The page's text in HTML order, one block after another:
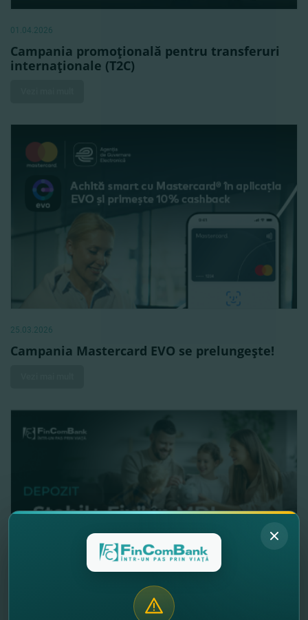
01.04.2026
Campania promoţională pentru transferuri
internaţionale (T2C)
25.03.2026
Campania Mastercard EVO se prelungeşte!